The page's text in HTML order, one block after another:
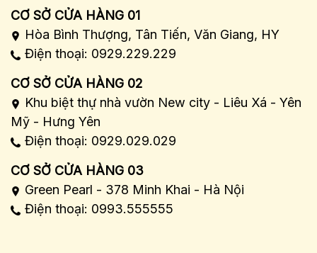
CƠ SỞ CỬA HÀNG 01
Hòa Bình Thượng, Tân Tiến, Văn Giang, HY
Điện thoại: 0929.229.229
CƠ SỞ CỬA HÀNG 02
Khu biệt thự nhà vườn New city - Liêu Xá - Yên
Mỹ - Hưng Yên
Điện thoại: 0929.029.029
CƠ SỞ CỬA HÀNG 03
Green Pearl - 378 Minh Khai - Hà Nội
Điện thoại: 0993.555555